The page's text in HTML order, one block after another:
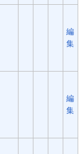
編
集
編
集